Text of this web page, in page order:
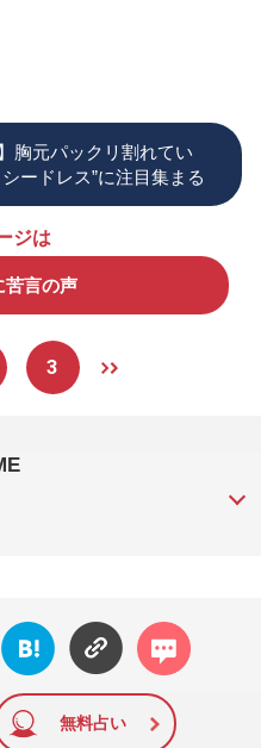
胸元パックリ割れてい
ードレス”に注目集まる
ジは
苦言の声
3
活社が運営する日本のニュ
性週刊誌『週刊女性』の誌
ーネット利用者層にとって
向けにリライトして配信
はてな
ブック
に追加
コメン
ト
無料占い